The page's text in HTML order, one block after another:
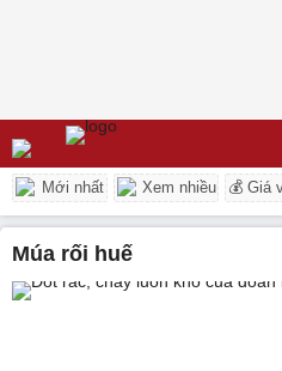
Mới nhất Xem nhiều 💰 Giá
múa rối huế